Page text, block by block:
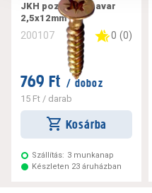
JKH pozdorjacsavar
2,5x12mm
200107 0 (0)
769 Ft / doboz
15 Ft / darab
Kosárba
Szállítás: 3 munkanap
Készleten 23 áruházban